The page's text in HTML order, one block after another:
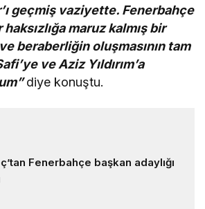
geçmiş vaziyette. Fenerbahçe
maruz kalmış bir
beraberliğin oluşmasının tam
ve Aziz Yıldırım’a
diye konuştu.
Fenerbahçe başkan adaylığı